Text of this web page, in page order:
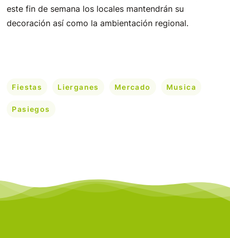
este fin de semana los locales mantendrán su
decoración así como la ambientación regional.
Fiestas Lierganes Mercado Musica
Pasiegos